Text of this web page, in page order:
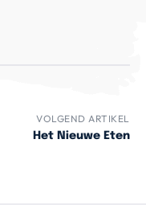
VOLGEND ARTIKEL
Het Nieuwe Eten